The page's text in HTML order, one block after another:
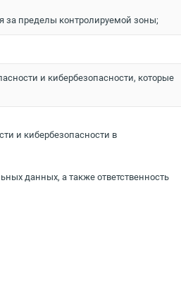
за пределы контролируемой зоны;
и кибербезопасности, которые
и кибербезопасности в
данных, а также ответственность